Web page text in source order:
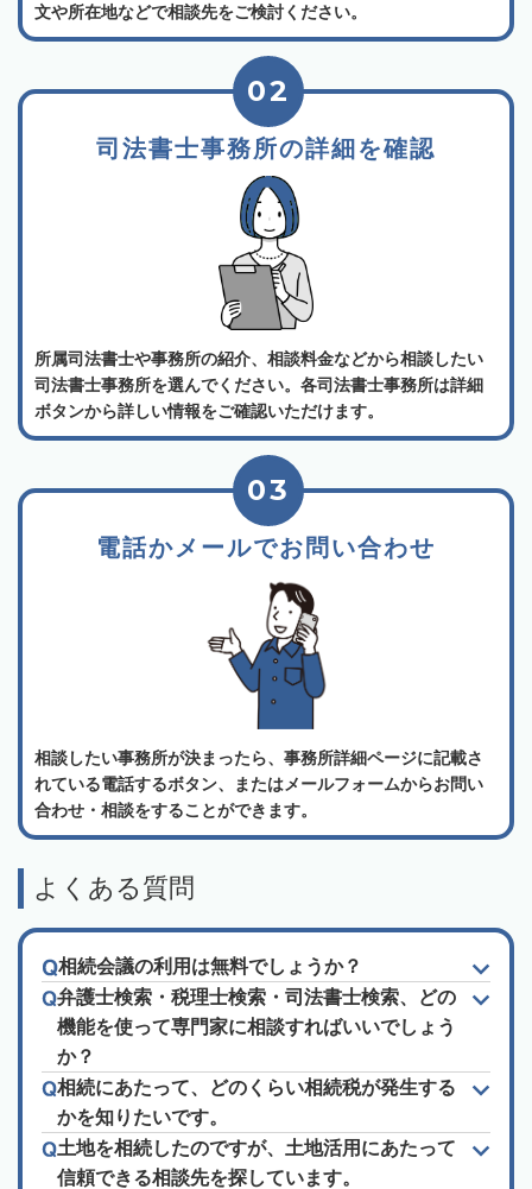
文や所在地などで相談先をご検討ください。
司法書士事務所の詳細を確認
02
所属司法書士や事務所の紹介、相談料金などから相談したい
司法書士事務所を選んでください。各司法書士事務所は詳細
ボタンから詳しい情報をご確認いただけます。
電話かメールでお問い合わせ
03
相談したい事務所が決まったら、事務所詳細ページに記載さ
れている電話するボタン、またはメールフォームからお問い
合わせ・相談をすることができます。
よくある質問
相続会議の利用は無料でしょうか？
弁護士検索・税理士検索・司法書士検索、どの
機能を使って専門家に相談すればいいでしょう
か？
相続にあたって、どのくらい相続税が発生する
かを知りたいです。
土地を相続したのですが、土地活用にあたって
信頼できる相談先を探しています。